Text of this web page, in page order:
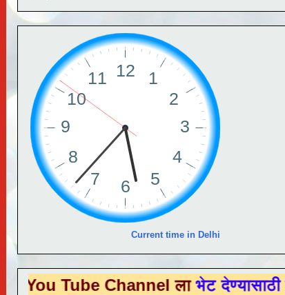
Current time in Delhi
Channel लाभेट देण्यासाठी येथे क्लिक